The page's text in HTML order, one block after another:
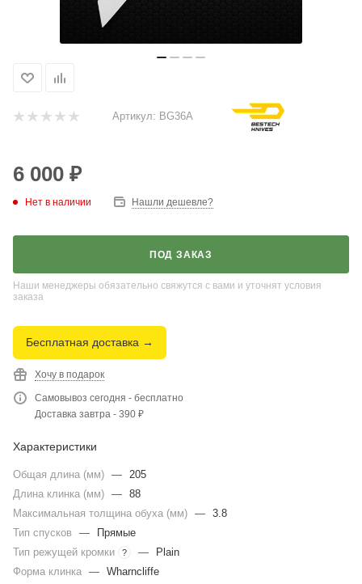
Артикул: BG36A
6 000 ₽
Нет в наличии Нашли дешевле?
ПОД ЗАКАЗ
Наши менеджеры обязательно свяжутся с вами и уточнят условия
заказа
Бесплатная доставка →
Хочу в подарок
Самовывоз сегодня - бесплатно
Доставка завтра - 390 ₽
Характеристики
Общая длина (мм) — 205
Длина клинка (мм) — 88
Максимальная толщина обуха (мм) — 3.8
Тип спусков
—
Прямые
Тип режущей кромки
? —
Plain
Форма клинка — Wharncliffe